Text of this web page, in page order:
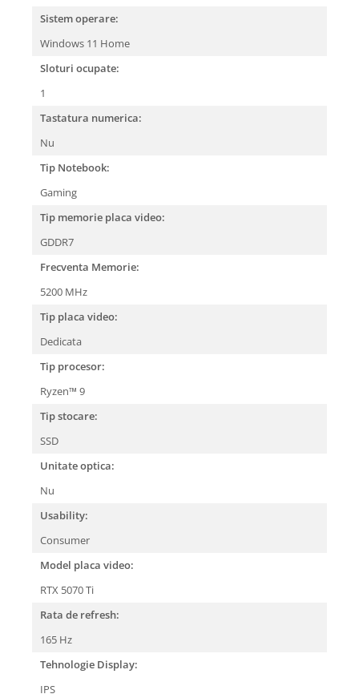
Sistem operare:
Windows 11 Home
Sloturi ocupate:
1
Tastatura numerica:
Nu
Tip Notebook:
Gaming
Tip memorie placa video:
GDDR7
Frecventa Memorie:
5200 MHz
Tip placa video:
Dedicata
Tip procesor:
Ryzen™ 9
Tip stocare:
SSD
Unitate optica:
Nu
Usability:
Consumer
Model placa video:
RTX 5070 Ti
Rata de refresh:
165 Hz
Tehnologie Display:
IPS